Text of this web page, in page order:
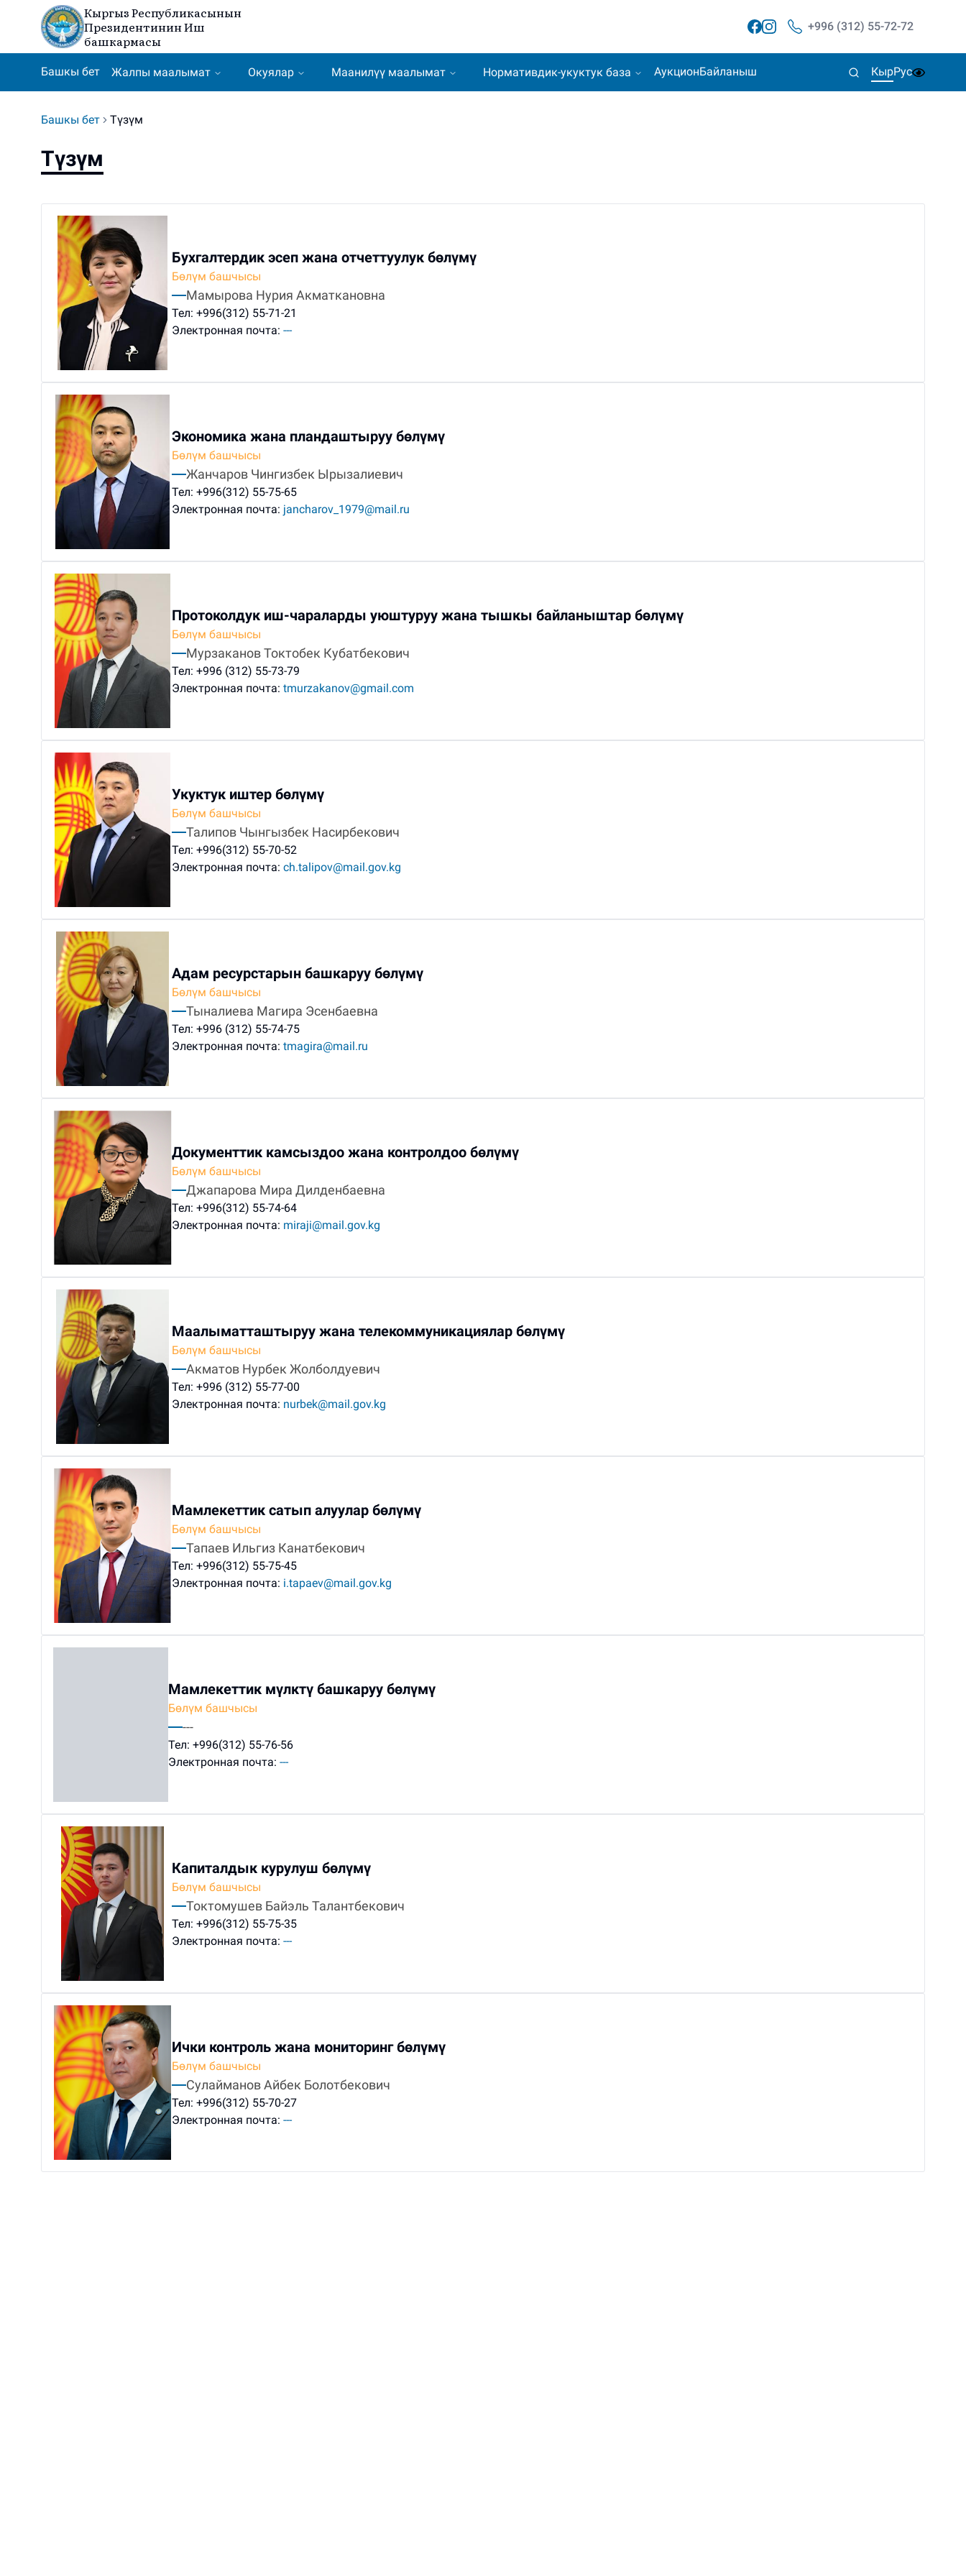
Кыргыз Республикасынын
Президентинин Иш
башкармасы
+996 (312) 55-72-72
Башкы бет Жалпы маалымат Окуялар Маанилүү маалымат Нормативдик-укуктук база АукционБайланыш КырРус
Башкы бет Түзүм
Түзүм
Бухгалтердик эсеп жана отчеттуулук бөлүмү
Бөлүм башчысы
Мамырова Нурия Акматкановна
Тел: +996(312) 55-71-21
Электронная почта: ---
Экономика жана пландаштыруу бөлүмү
Бөлүм башчысы
Жанчаров Чингизбек Ырызалиевич
Тел: +996(312) 55-75-65
Электронная почта: jancharov_1979@mail.ru
Протоколдук иш-чараларды уюштуруу жана тышкы байланыштар бөлүмү
Бөлүм башчысы
Мурзаканов Токтобек Кубатбекович
Тел: +996 (312) 55-73-79
Электронная почта: tmurzakanov@gmail.com
Укуктук иштер бөлүмү
Бөлүм башчысы
Талипов Чынгызбек Насирбекович
Тел: +996(312) 55-70-52
Электронная почта: ch.talipov@mail.gov.kg
Адам ресурстарын башкаруу бөлүмү
Бөлүм башчысы
Тыналиева Магира Эсенбаевна
Тел: +996 (312) 55-74-75
Электронная почта: tmagira@mail.ru
Документтик камсыздоо жана контролдоо бөлүмү
Бөлүм башчысы
Джапарова Мира Дилденбаевна
Тел: +996(312) 55-74-64
Электронная почта: miraji@mail.gov.kg
Маалыматташтыруу жана телекоммуникациялар бөлүмү
Бөлүм башчысы
Акматов Нурбек Жолболдуевич
Тел: +996 (312) 55-77-00
Электронная почта: nurbek@mail.gov.kg
Мамлекеттик сатып алуулар бөлүмү
Бөлүм башчысы
Тапаев Ильгиз Канатбекович
Тел: +996(312) 55-75-45
Электронная почта: i.tapaev@mail.gov.kg
Мамлекеттик мүлктү башкаруу бөлүмү
Бөлүм башчысы
---
Тел:+996(312) 55-76-56
Электронная почта: ---
Капиталдык курулуш бөлүмү
Бөлүм башчысы
Токтомушев Байэль Талантбекович
Тел: +996(312) 55-75-35
Электронная почта: ---
Ички контроль жана мониторинг бөлүмү
Бөлүм башчысы
Сулайманов Айбек Болотбекович
Тел: +996(312) 55-70-27
Электронная почта: ---